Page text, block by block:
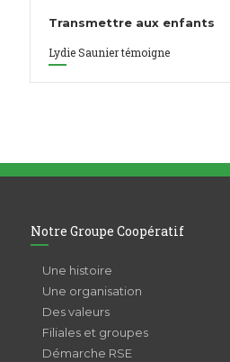
Transmettre aux enfants
Lydie Saunier témoigne
Notre Groupe Coopératif
Une histoire
Une organisation
Des valeurs
Filiales et groupes
Démarche RSE